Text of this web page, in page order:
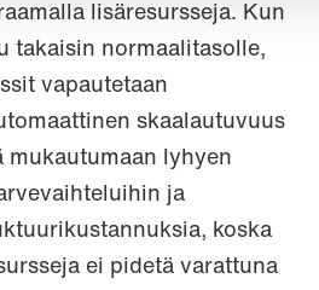
lisäresursseja. Kun
takaisin normaalitasolle,
vapautetaan
skaalautuvuus
mukautumaan lyhyen
ja
koska
ei pidetä varattuna